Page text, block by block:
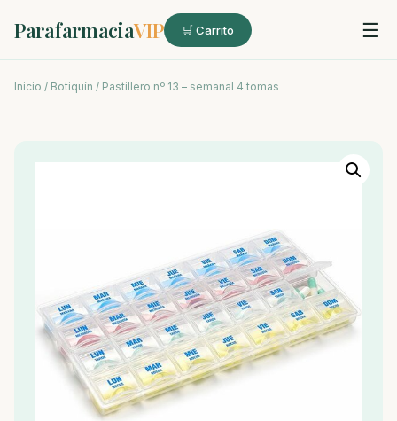
ParafarmaciaVIP 🛒 Carrito ☰
Inicio / Botiquín / Pastillero nº 13 – semanal 4 tomas